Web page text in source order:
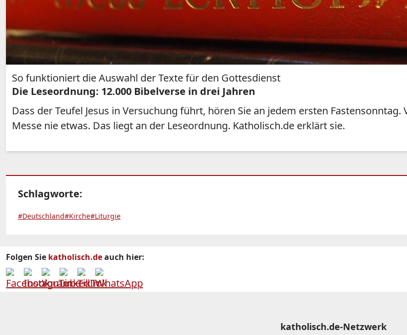
So funktioniert die Auswahl der Texte für den Gottesdienst
Die Leseordnung: 12.000 Bibelverse in drei Jahren
Dass der Teufel Jesus in Versuchung führt, hören Sie an jedem ersten
Messe nie etwas. Das liegt an der Leseordnung. Katholisch.de erklärt sie.
Schlagworte:
#Deutschland#Kirche#Liturgie
Folgen Sie katholisch.deauch hier:
katholisch.de-Netzwerk